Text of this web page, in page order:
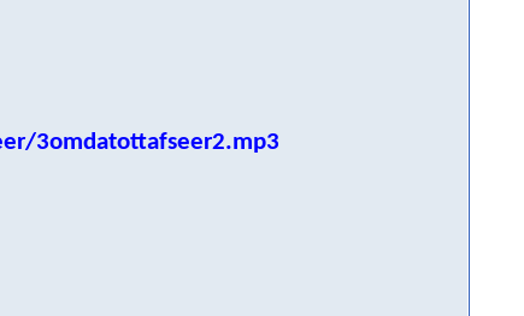
3omdatottafseer2.mp3